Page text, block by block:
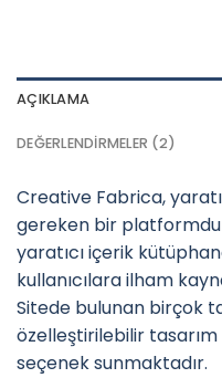
AÇIKLAMA
DEĞERLENDIRMELER (2)
Creative Fabrica,
gereken bir
yaratıcı içerik
kullanıcılara ilham
Sitede bulunan birçok
özelleştirilebilir
seçenek sunmaktadır.